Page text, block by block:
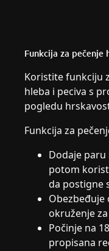
Funkcija za pečenje
Koristite funkciju
hleba i peciva s
pogledu
Funkcija za
Dodaje
potom
da postigne
okruženje
Počinje na
propisana